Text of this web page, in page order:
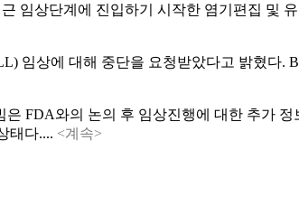
임상단계에 진입하기 시작한 염기편집 및
임상에 대해 중단을 요청받았다고 밝혔다.
FDA와의 논의 후 임상진행에 대한 추가
태다.... <계속>